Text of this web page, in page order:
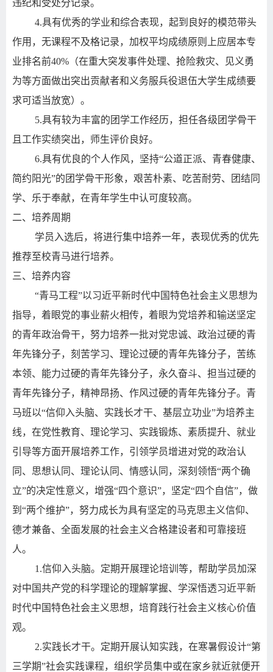
违纪和受处分记录。
4.具有优秀的学业和综合表现，起到良好的模范带头
作用，无课程不及格记录，加权平均成绩原则上应居本专
业排名前40% （在重大突发事件处理、抢险救灾、见义勇
为等方面做出突出贡献者和义务服兵役退伍大学生成绩要
求可适当放宽）。
5.具有较为丰富的团学工作经历，担任各级团学骨干
且工作实绩突出，师生评价良好。
6.具有优良的个人作风，坚持“公道正派、青春健康、
简约阳光”的团学骨干形象，艰苦朴素、吃苦耐劳、团结同
学、乐于奉献，在青年学生中认可度较高。
二、培养周期
学员入选后，将进行集中培养一年，表现优秀的优先
推荐至校青马进行培养。
三、培养内容
“青马工程”以习近平新时代中国特色社会主义思想为
指导，着眼党的事业薪火相传，着眼为党培养和输送坚定
的青年政治骨干，努力培养一批对党忠诚、政治过硬的青
年先锋分子，刻苦学习、理论过硬的青年先锋分子，苦练
本领、能力过硬的青年先锋分子，永久奋斗、担当过硬的
青年先锋分子，精神昂扬、作风过硬的青年先锋分子。青
马班以“信仰入头脑、实践长才干、基层立功业”为培养主
线，在党性教育、理论学习、实践锻炼、素质提升、就业
引导等方面开展培养工作，引领学员增进对党的政治认
同、思想认同、理论认同、情感认同，深刻领悟“两个确
立”的决定性意义，增强“四个意识”，坚定“四个自信”，做
到“两个维护”，努力成长为具有坚定的马克思主义信仰、
德才兼备、全面发展的社会主义合格建设者和可靠接班
人。
1.信仰入头脑。定期开展理论培训等，帮助学员加深
对中国共产党的科学理论的理解掌握、学深悟透习近平新
时代中国特色社会主义思想，培育践行社会主义核心价值
观。
2.实践长才干。定期开展认知实践，在寒暑假设计“第
三学期”社会实践课程，组织学员集中或在家乡就近就便开